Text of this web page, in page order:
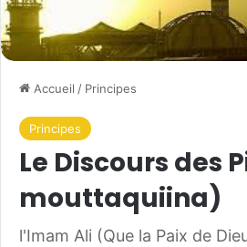
Accueil / Principes
Principes
Le Discours des
mouttaquiina)
l'Imam Ali (Que la Paix de